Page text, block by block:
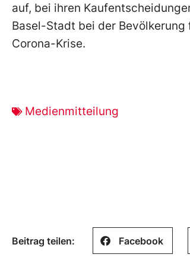
auf, bei ihren
Basel-Stadt bei der
Corona-Krise.
Medienmitteilung
Beitrag teilen: Facebook